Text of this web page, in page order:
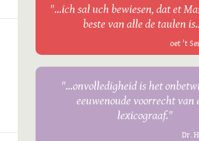
"...ich sal uch bewiesen, dat et
beste van alle de taulen
oet 't
"...onvolledigheid is het
eeuwenoude voorrecht van
lexicograaf."
Dr.